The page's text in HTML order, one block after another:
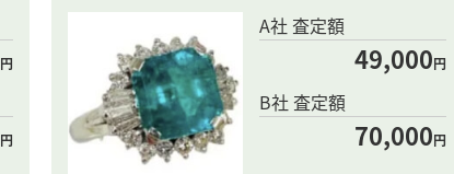
円
円
A社 査定額
49,000円
B社 査定額
70,000円